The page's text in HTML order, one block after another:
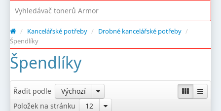
Vyhledávač tonerů Armor
/ Kancelářské potřeby / Drobné kancelářské potřeby /
Špendlíky
Špendlíky
Řadit podle
Výchozí
Položek na stránku
12